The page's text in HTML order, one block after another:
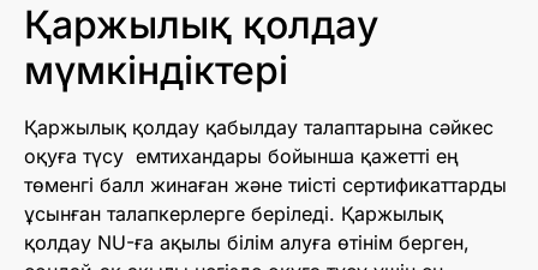
Қаржылық қолдау
мүмкіндіктері
Қаржылық қолдау қабылдау талаптарына сәйкес
оқуға түсу емтихандары бойынша қажетті ең
төменгі балл жинаған және тиісті сертификаттарды
ұсынған талапкерлерге беріледі. Қаржылық
қолдау NU-ға ақылы білім алуға өтінім берген,